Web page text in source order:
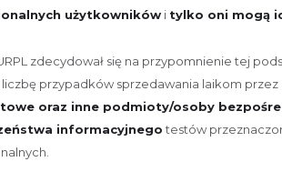
użytkowników i tylko oni mogą
zdecydował się na przypomnienie tej
liczbę przypadków sprzedawania laikom przez
oraz inne podmioty/osoby
informacyjnegotestów